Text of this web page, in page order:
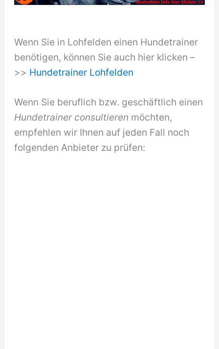
Wenn Sie in Lohfelden einen Hundetrainer
benötigen, können Sie auch hier klicken –
>> Hundetrainer Lohfelden
Wenn Sie beruflich bzw. geschäftlich einen
Hundetrainer consultieren möchten,
empfehlen wir Ihnen auf jeden Fall noch
folgenden Anbieter zu prüfen: